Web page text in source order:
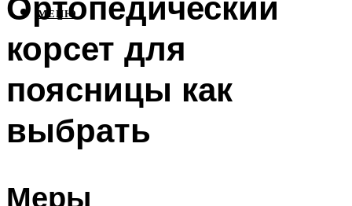
МЕНЮ
корсет для
поясницы как
выбрать
Меры